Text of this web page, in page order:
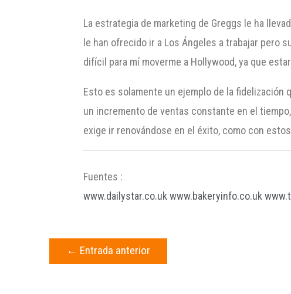
La estrategia de marketing de Greggs le ha
le han ofrecido ir a Los Ángeles a trabajar pero
difícil para mí moverme a Hollywood, ya que
Esto es solamente un ejemplo de la fidelización
un incremento de ventas constante en el
exige ir renovándose en el éxito, como con
Fuentes :
www.dailystar.co.uk www.bakeryinfo.co.uk
← Entrada anterior